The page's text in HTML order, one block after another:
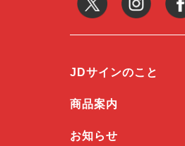
JDサインのこと
商品案内
お知らせ